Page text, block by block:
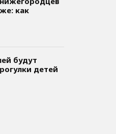
как
будут
детей